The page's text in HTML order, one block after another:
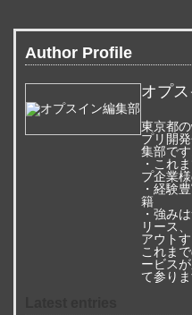
Author Profile
オプ
東京都
プリ開
集部です
・これ
プ企業
・経験
籍
・強み
リース
アウト
これま
ービス
て参りま